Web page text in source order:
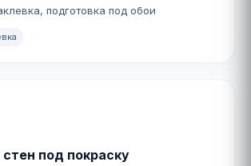
подготовка под обои
под покраску